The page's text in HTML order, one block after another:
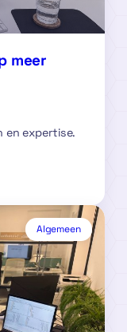
meer
en expertise.
Algemeen